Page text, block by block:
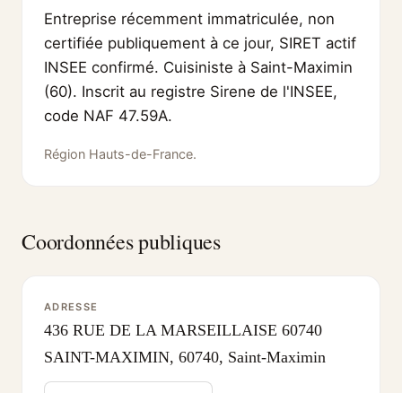
Entreprise récemment immatriculée, non
certifiée publiquement à ce jour, SIRET actif
INSEE confirmé. Cuisiniste à Saint-Maximin
(60). Inscrit au registre Sirene de l'INSEE,
code NAF 47.59A.
Région Hauts-de-France.
Coordonnées publiques
ADRESSE
436 RUE DE LA MARSEILLAISE 60740
SAINT-MAXIMIN, 60740, Saint-Maximin